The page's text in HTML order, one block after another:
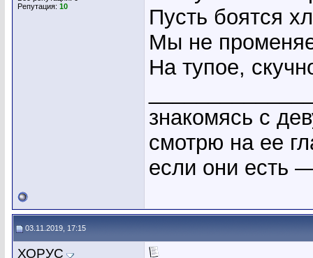
Репутация: 10
Пусть боятся
Мы не
На тупое,
знакомясь с
смотрю на ее
если они есть
03.11.2019, 17:15
ХОРУС